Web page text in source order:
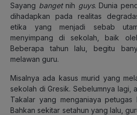
Sayang bangetnih guys. Dunia
dihadapkan pada realitas
etika yang menjadi sebab
menyimpang di sekolah, baik
Beberapa tahun lalu, begitu
melawan guru.
Misalnya ada kasus murid yang
sekolah di Gresik. Sebelumnya lagi,
Takalar yang menganiaya petugas
Bahkan sekitar setahun yang lalu,